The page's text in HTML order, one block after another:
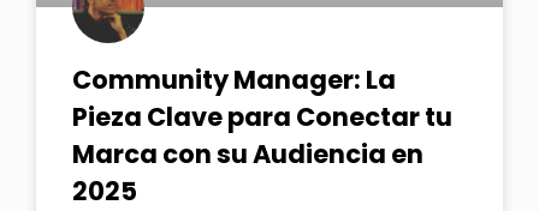
Community Manager: La
Pieza Clave para Conectar tu
Marca con su Audiencia en
2025